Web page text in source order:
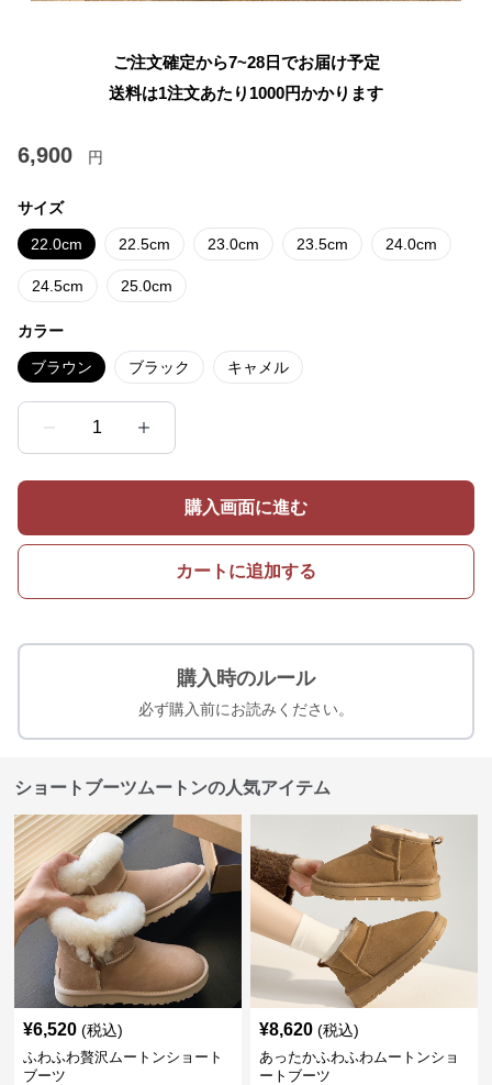
ご注文確定から7~28日でお届け予定
送料は1注文あたり 1000円かかります
6,900 円
サイズ
22.0cm 22.5cm 23.0cm 23.5cm 24.0cm
24.5cm 25.0cm
カラー
ブラウン ブラック キャメル
1
購入画面に進む
カートに追加する
購入時のルール
必ず購入前にお読みください。
ショートブーツムートンの人気アイテム
¥6,520 (税込)
ふわふわ贅沢ムートンショート
ブーツ
¥8,620 (税込)
あったかふわふわムートンショ
ートブーツ